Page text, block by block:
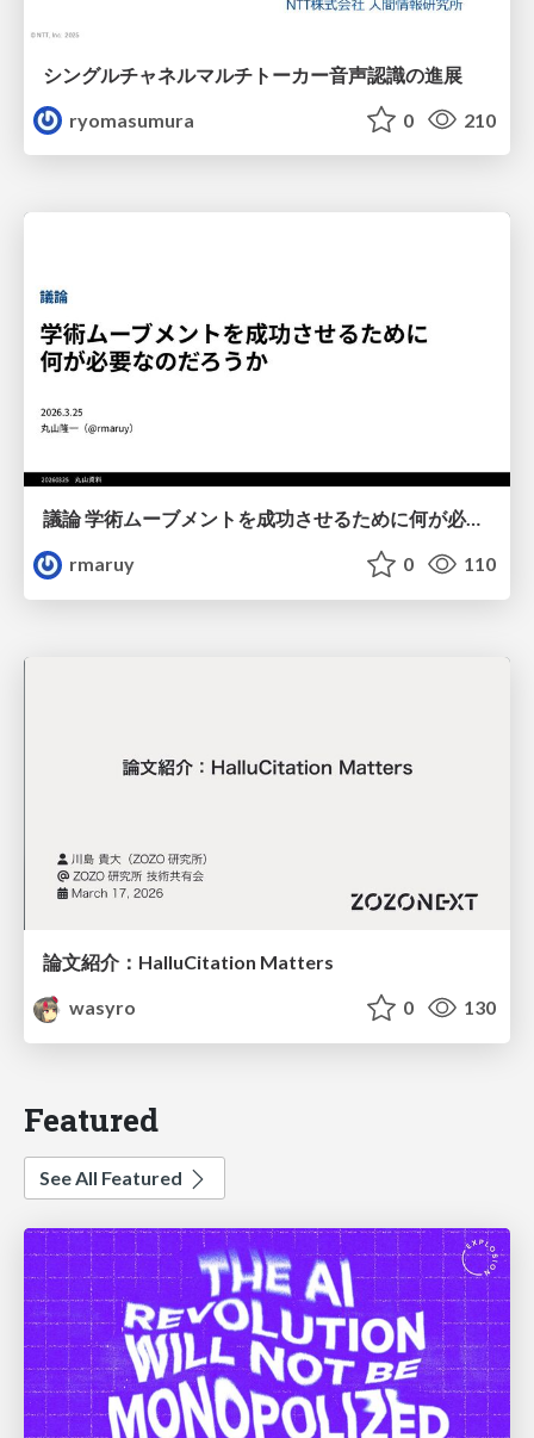
シングルチャネルマルチトーカー音声認識の進展
ryomasumura
0 210
議論 学術ムーブメントを成功させるために何が必要なのだろうか
rmaruy
0 110
論文紹介：HalluCitation Matters
wasyro
0 130
Featured
See All Featured